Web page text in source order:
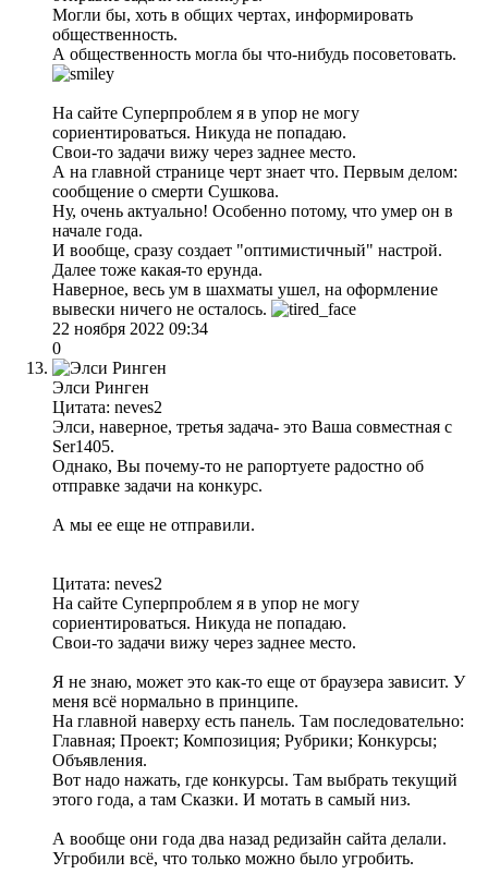
Могли бы, хоть в общих чертах, информировать
общественность.
А общественность могла бы что-нибудь посоветовать.
На сайте Суперпроблем я в упор не могу
сориентироваться. Никуда не попадаю.
Свои-то задачи вижу через заднее место.
А на главной странице черт знает что. Первым делом:
сообщение о смерти Сушкова.
Ну, очень актуально! Особенно потому, что умер он в
начале года.
И вообще, сразу создает "оптимистичный" настрой.
Далее тоже какая-то ерунда.
Наверное, весь ум в шахматы ушел, на оформление
вывески ничего не осталось.
22 ноября 2022 09:34
0
Элси Ринген
Цитата: neves2
Элси, наверное, третья задача- это Ваша совместная с
Ser1405.
Однако, Вы почему-то не рапортуете радостно об
отправке задачи на конкурс.
А мы ее еще не отправили.
Цитата: neves2
На сайте Суперпроблем я в упор не могу
сориентироваться. Никуда не попадаю.
Свои-то задачи вижу через заднее место.
Я не знаю, может это как-то еще от браузера зависит. У
меня всё нормально в принципе.
На главной наверху есть панель. Там последовательно:
Главная; Проект; Композиция; Рубрики; Конкурсы;
Объявления.
Вот надо нажать, где конкурсы. Там выбрать текущий
этого года, а там Сказки. И мотать в самый низ.
А вообще они года два назад редизайн сайта делали.
Угробили всё, что только можно было угробить.